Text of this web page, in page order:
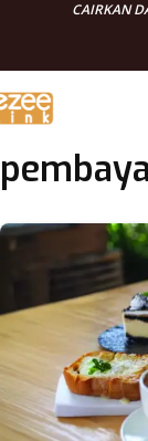
CAIRKAN